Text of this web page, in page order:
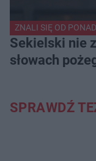
ZNALI SIĘ OD
Sekielski nie
słowach
SPRAWDŹ